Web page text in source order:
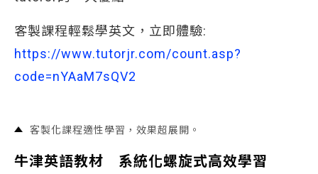
客製課程輕鬆學英文，立即體驗:
https://www.tutorjr.com/count.asp?
code=nYAaM7sQV2
客製化課程適性學習，效果超展開。
牛津英語教材 系統化螺旋式高效學習